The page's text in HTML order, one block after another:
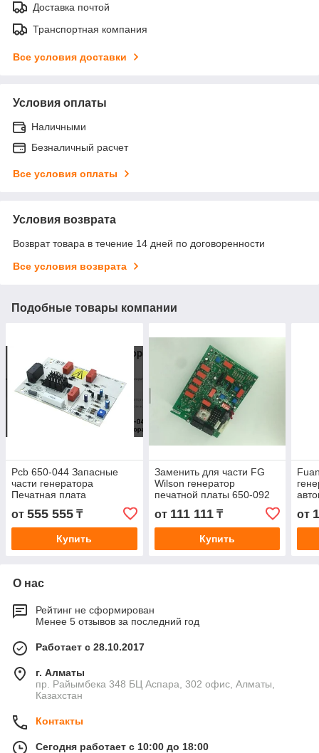
Доставка почтой
Транспортная компания
Все условия доставки
Условия оплаты
Наличными
Безналичный расчет
Все условия оплаты
Условия возврата
Возврат товара в течение 14 дней по договоренности
Все условия возврата
Подобные товары компании
Pcb 650-044 Запасные
части генератора
Печатная плата
от 555 555 ₸
Купить
Заменить для части FG
Wilson генератор
печатной платы 650-092
от 111 111₸
Купить
от
О нас
Рейтинг не сформирован
Менее 5 отзывов за последний год
Работает с 28.10.2017
г. Алматы
пр. Райымбека 348 БЦ Аспара, 302 офис, Алматы,
Казахстан
Контакты
Сегодня работает с 10:00 до 18:00